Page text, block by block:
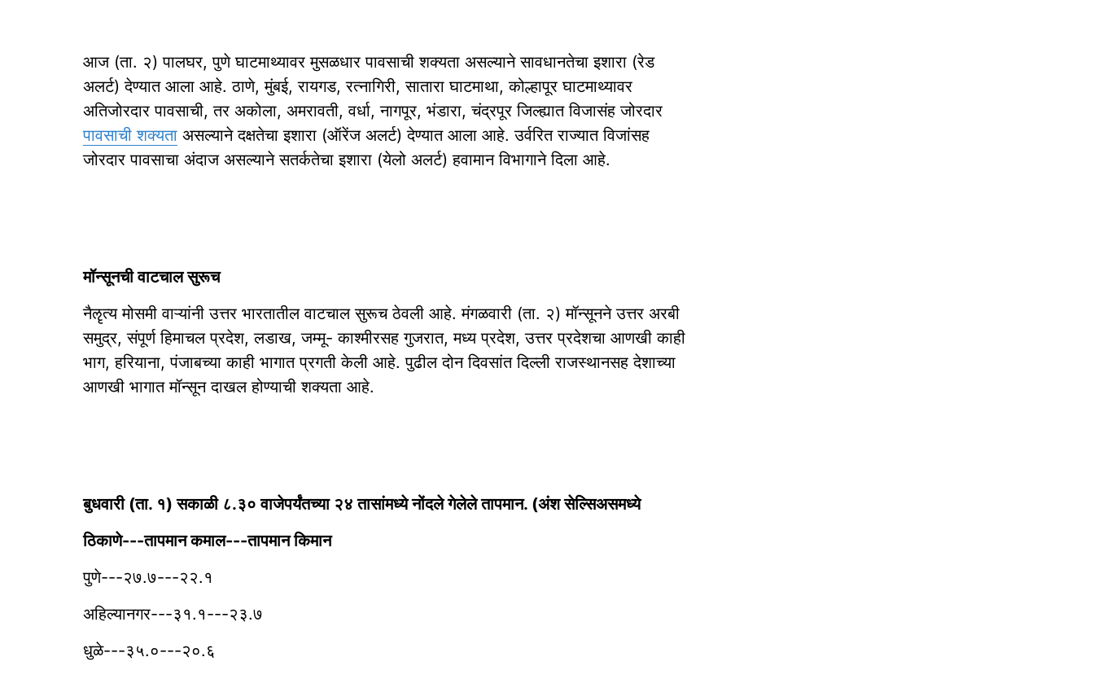
आज (ता. २) पालघर, पुणे घाटमाथ्यावर मुसळधार पावसाची शक्यता असल्याने सावधानतेचा इशारा (रेड
अलर्ट) देण्यात आला आहे. ठाणे, मुंबई, रायगड, रत्नागिरी, सातारा घाटमाथा, कोल्हापूर घाटमाथ्यावर
अतिजोरदार पावसाची, तर अकोला, अमरावती, वर्धा, नागपूर, भंडारा, चंद्रपूर जिल्ह्यात विजासंह जोरदार
पावसाची शक्यता असल्याने दक्षतेचा इशारा (ऑरेंज अलर्ट) देण्यात आला आहे. उर्वरित राज्यात विजांसह
जोरदार पावसाचा अंदाज असल्याने सतर्कतेचा इशारा (येलो अलर्ट) हवामान विभागाने दिला आहे.
मॉन्सूनची वाटचाल सुरूच
नैॡत्य मोसमी वाऱ्यांनी उत्तर भारतातील वाटचाल सुरूच ठेवली आहे. मंगळवारी (ता. २) मॉन्सूनने उत्तर अरबी
समुद्र, संपूर्ण हिमाचल प्रदेश, लडाख, जम्मू- काश्मीरसह गुजरात, मध्य प्रदेश, उत्तर प्रदेशचा आणखी काही
भाग, हरियाना, पंजाबच्या काही भागात प्रगती केली आहे. पुढील दोन दिवसांत दिल्ली राजस्थानसह देशाच्या
आणखी भागात मॉन्सून दाखल होण्याची शक्यता आहे.
बुधवारी (ता. १) सकाळी ८.३० वाजेपर्यंतच्या २४ तासांमध्ये नोंदले गेलेले तापमान. (अंश सेल्सिअसमध्ये
‎ठिकाणे---तापमान कमाल---तापमान किमान
‎पुणे---२७.७---२२.१
अहिल्यानगर---३१.१---२३.७
धुळे---३५.०---२०.६